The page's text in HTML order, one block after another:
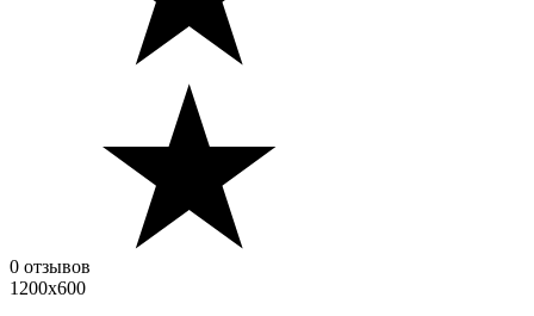
0 отзывов
1200х600